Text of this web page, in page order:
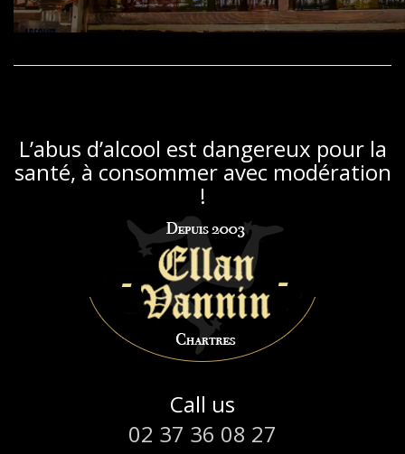
L’abus d’alcool est dangereux pour la
santé, à consommer avec modération
!
Call us
02 37 36 08 27